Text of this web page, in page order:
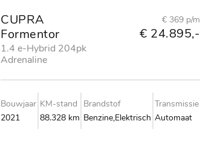
CUPRA
Formentor
1.4 e-Hybrid 204pk
Adrenaline
€ 369 p/m
€ 24.895,-
Bouwjaar
2021
KM-stand
88.328 km
Brandstof
Benzine,Elektrisch
Transmissie
Automaat